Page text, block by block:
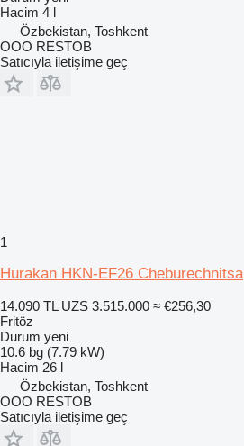
Hacim 4 l
Özbekistan, Toshkent
OOO RESTOB
Satıcıyla iletişime geç
1
Hurakan HKN-EF26 Cheburechnitsa
14.090 TL UZS 3.515.000 ≈ €256,30
Fritöz
Durum yeni
10.6 bg (7.79 kW)
Hacim 26 l
Özbekistan, Toshkent
OOO RESTOB
Satıcıyla iletişime geç